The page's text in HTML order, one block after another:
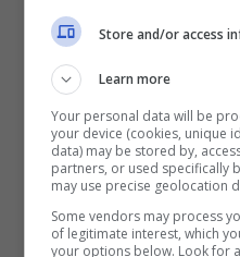
in un suggestivo
millenaria
bellezza, ancora
in modo che tutta
nella lista, stilata dall
designati quale
Store and/or access
Learn more
Your personal data will be
your device (cookies, unique
data) may be stored by,
partners, or used specifically
may use precise geolocation
Some vendors may process
of legitimate interest, which
your options below. Look for